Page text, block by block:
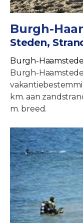
Burgh-
Steden,
Burgh-Haamstede
Burgh-
km. aan
m. breed.